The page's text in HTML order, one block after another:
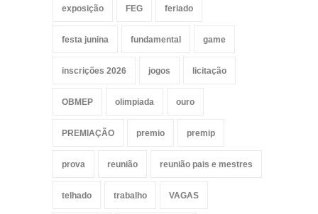
exposição FEG feriado
festa junina fundamental game
inscrições 2026 jogos licitação
OBMEP olimpiada ouro
PREMIAÇÃO premio premip
prova reunião reunião pais e mestres
telhado trabalho VAGAS